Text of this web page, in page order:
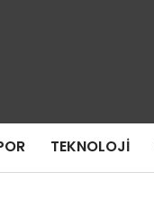
TEKNOLOJI